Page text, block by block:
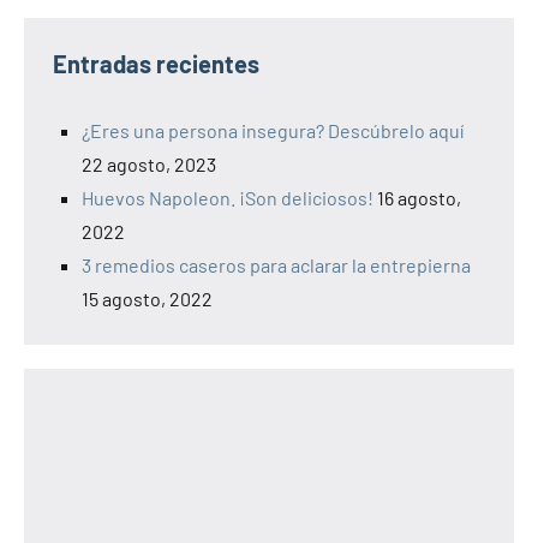
Entradas recientes
¿Eres una persona insegura? Descúbrelo aquí
22 agosto, 2023
Huevos Napoleon. ¡Son deliciosos! 16 agosto,
2022
3 remedios caseros para aclarar la entrepierna
15 agosto, 2022